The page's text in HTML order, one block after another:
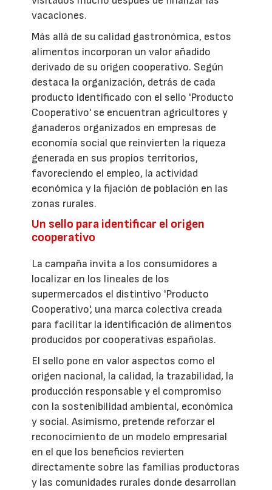
vacaciones.
Más allá de su calidad gastronómica, estos
alimentos incorporan un valor añadido
derivado de su origen cooperativo. Según
destaca la organización, detrás de cada
producto identificado con el sello 'Producto
Cooperativo' se encuentran agricultores y
ganaderos organizados en empresas de
economía social que reinvierten la riqueza
generada en sus propios territorios,
favoreciendo el empleo, la actividad
económica y la fijación de población en las
zonas rurales.
Un sello para identificar el origen
cooperativo
La campaña invita a los consumidores a
localizar en los lineales de los
supermercados el distintivo 'Producto
Cooperativo', una marca colectiva creada
para facilitar la identificación de alimentos
producidos por cooperativas españolas.
El sello pone en valor aspectos como el
origen nacional, la calidad, la trazabilidad, la
producción responsable y el compromiso
con la sostenibilidad ambiental, económica
y social. Asimismo, pretende reforzar el
reconocimiento de un modelo empresarial
en el que los beneficios revierten
directamente sobre las familias productoras
y las comunidades rurales donde desarrollan